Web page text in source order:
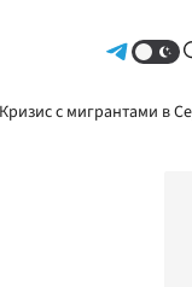
Кризис с мигрантами в